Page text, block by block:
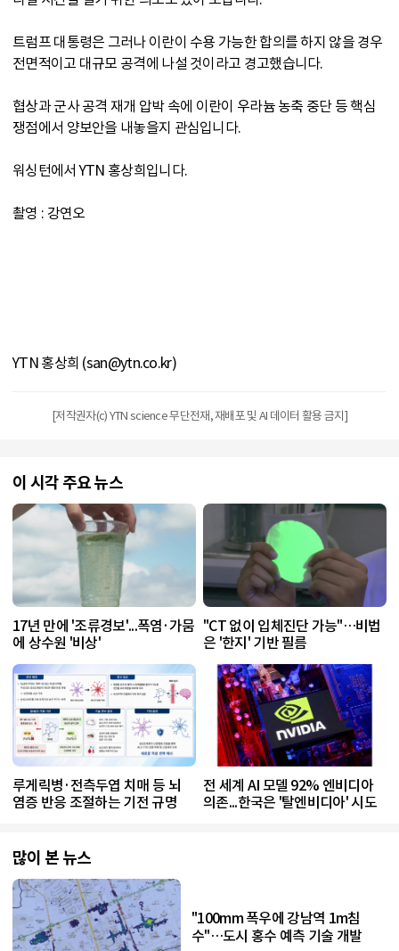
트럼프 대통령은 그러나 이란이 수용 가능한 합의를 하지 않을 경우
전면적이고 대규모 공격에 나설 것이라고 경고했습니다.
협상과 군사 공격 재개 압박 속에 이란이 우라늄 농축 중단 등 핵심
쟁점에서 양보안을 내놓을지 관심입니다.
워싱턴에서 YTN 홍상희입니다.
촬영 : 강연오
YTN 홍상희 (san@ytn.co.kr)
[저작권자(c) YTN science 무단전재, 재배포 및 AI 데이터 활용 금지]
이 시각 주요 뉴스
17년 만에 '조류경보'...폭염·가뭄
에 상수원 '비상'
"CT 없이 입체진단 가능"…비법
은 '한지' 기반 필름
루게릭병·전측두엽 치매 등 뇌
염증 반응 조절하는 기전 규명
전 세계 AI 모델 92% 엔비디아
의존...한국은 '탈엔비디아' 시도
많이 본 뉴스
"100mm 폭우에 강남역 1m침
수"…도시 홍수 예측 기술 개발